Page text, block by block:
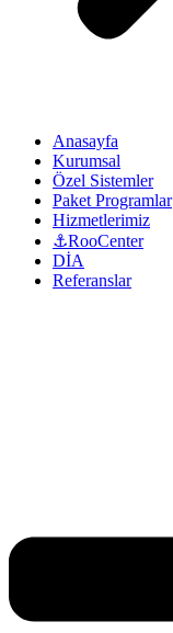
Anasayfa
Kurumsal
Özel Sistemler
Paket Programlar
Hizmetlerimiz
⚓RooCenter
DİA
Referanslar